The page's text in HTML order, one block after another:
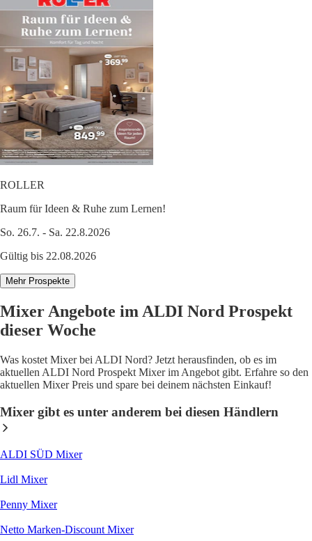
ROLLER
Raum für Ideen & Ruhe zum Lernen!
So. 26.7. - Sa. 22.8.2026
Gültig bis 22.08.2026
Mehr Prospekte
Mixer Angebote im ALDI Nord Prospekt
dieser Woche
Was kostet Mixer bei ALDI Nord? Jetzt herausfinden, ob es im
aktuellen ALDI Nord Prospekt Mixer im Angebot gibt. Erfahre so den
aktuellen Mixer Preis und spare bei deinem nächsten Einkauf!
Mixer gibt es unter anderem bei diesen Händlern
ALDI SÜD Mixer
Lidl Mixer
Penny Mixer
Netto Marken-Discount Mixer